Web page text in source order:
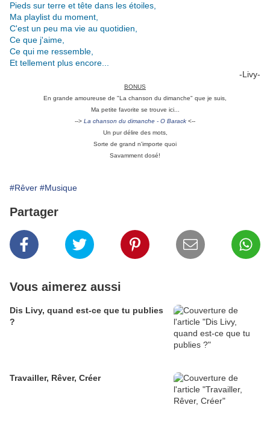
Pieds sur terre et tête dans les étoiles,
Ma playlist du moment,
C'est un peu ma vie au quotidien,
Ce que j'aime,
Ce qui me ressemble,
Et tellement plus encore...
-Livy-
BONUS
En grande amoureuse de "La chanson du dimanche" que je suis,
Ma petite favorite se trouve ici...
--> La chanson du dimanche - O Barack <--
Un pur délire des mots,
Sorte de grand n'importe quoi
Savamment dosé!
#Rêver #Musique
Partager
Vous aimerez aussi
Dis Livy, quand est-ce que tu publies
?
Travailler, Rêver, Créer